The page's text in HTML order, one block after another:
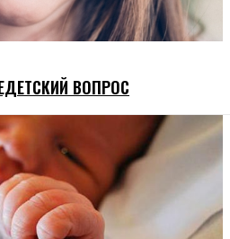
ВОПРОС